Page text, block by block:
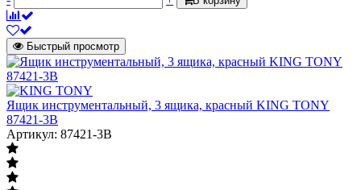
Быстрый просмотр
Ящик инструментальный, 3 ящика, красный KING TONY
87421-3B
Артикул: 87421-3B